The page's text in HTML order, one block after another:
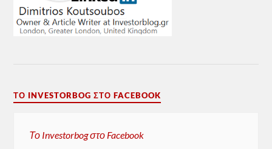
ΤΟ INVESTORBOG ΣΤΟ FACEBOOK
Το Investorbog στο Facebook